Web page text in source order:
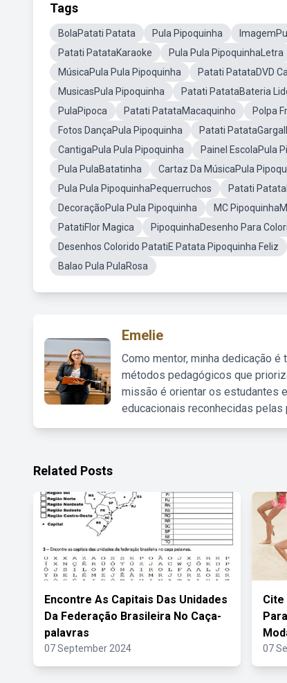
Tags
BolaPatati Patata Pula Pipoquinha
Patati PatataKaraoke
Pula Pula PipoquinhaLetra
MúsicaPula Pula Pipoquinha
Patati PatataDVD
MusicasPula Pipoquinha
Patati PatataBateria
PulaPipoca
Patati PatataMacaquinho Polpa
Fotos DançaPula Pipoquinha
Patati
CantigaPula Pula Pipoquinha
Painel EscolaPula
Pula PulaBatatinha
Cartaz Da MúsicaPula
Pula Pula PipoquinhaPequerruchos
Patati
DecoraçãoPula Pula Pipoquinha
MC
PatatiFlor Magica
PipoquinhaDesenho Para
Desenhos Colorido PatatiE Patata Pipoquinha Feliz
Balao Pula PulaRosa
Emelie
Como mentor, minha dedicação
métodos pedagógicos que
missão é orientar os estudantes
educacionais reconhecidas
Related Posts
Encontre As Capitais Das Unidades
Da Federação Brasileira No Caça-
palavras
07 September 2024
Cite
07